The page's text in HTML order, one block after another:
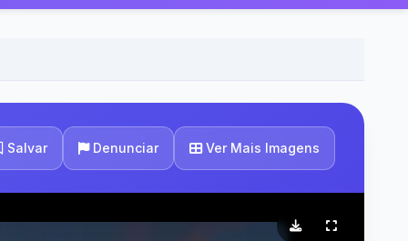
Salvar Denunciar Ver Mais Imagens